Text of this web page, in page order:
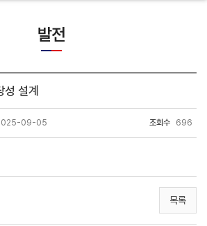
발전
설계
09-05 조회수 696
목록